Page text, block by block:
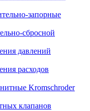
запорные
сбросной
давлений
расходов
Kromschroder
клапанов